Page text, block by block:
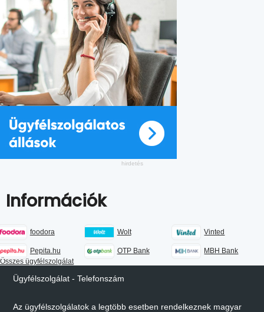
Információk
foodora Wolt Vinted
Pepita.hu OTP Bank
MBH Bank
Összes ügyfélszolgálat
Ügyfélszolgálat - Telefonszám
Az ügyfélszolgálatok a legtöbb esetben rendelkeznek magyar